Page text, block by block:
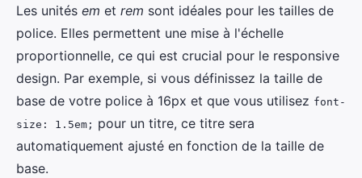
Les unités em et rem sont idéales pour les tailles de
police. Elles permettent une mise à l'échelle
proportionnelle, ce qui est crucial pour le responsive
design. Par exemple, si vous définissez la taille de
base de votre police à 16px et que vous utilisez font-
size: 1.5em; pour un titre, ce titre sera
automatiquement ajusté en fonction de la taille de
base.